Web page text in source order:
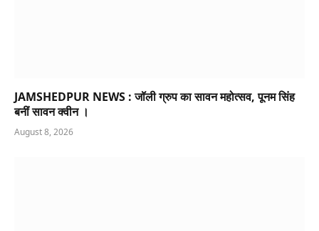
JAMSHEDPUR NEWS : जॉली ग्रुप का सावन महोत्सव, पूनम सिंह
बनीं सावन क्वीन ।
August 8, 2026